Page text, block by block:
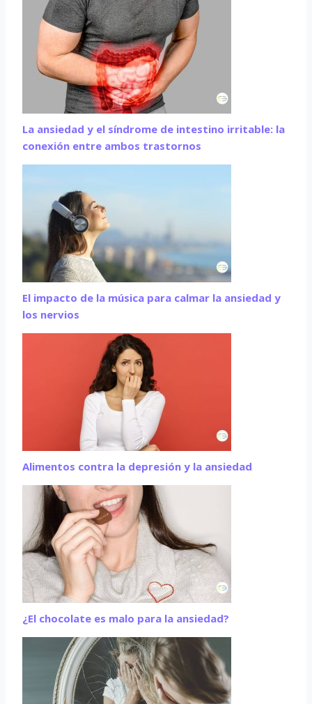
La ansiedad y el síndrome de intestino irritable: la
conexión entre ambos trastornos
El impacto de la música para calmar la ansiedad y
los nervios
Alimentos contra la depresión y la ansiedad
¿El chocolate es malo para la ansiedad?